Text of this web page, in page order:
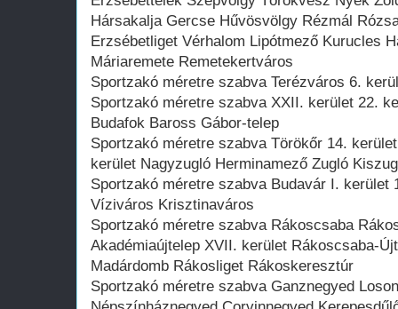
Hársakalja Gercse Hűvösvölgy Rézmál
Erzsébetliget Vérhalom Lipótmező Kurucles
Máriaremete Remetekertváros
Sportzakó méretre szabva Terézváros 6.
Sportzakó méretre szabva XXII. kerület 22.
Budafok Baross Gábor-telep
Sportzakó méretre szabva Törökőr 14.
kerület Nagyzugló Herminamező Zugló
Sportzakó méretre szabva Budavár I. kerület
Víziváros Krisztinaváros
Sportzakó méretre szabva Rákoscsaba
Akadémiaújtelep XVII. kerület Rákoscsaba-
Madárdomb Rákosliget Rákoskeresztúr
Sportzakó méretre szabva Ganznegyed